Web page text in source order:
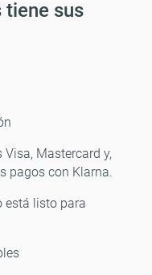
tiene sus
Mastercard y,
pagos con Klarna.
está listo para